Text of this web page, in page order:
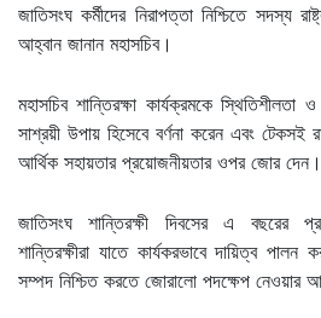
জাতিসংঘ কর্মীদের নিরাপত্তা নিশ্চিতে সদস্য
আহ্বান জানান মহাসচিব।
মহাসচিব শান্তিরক্ষা কার্যক্রমকে স্থিতিশীলতা
সাশ্রয়ী উপায় হিসেবে বর্ণনা করেন এবং টেকসই
আর্থিক সহায়তার প্রয়োজনীয়তার ওপর জোর দেন।
জাতিসংঘ শান্তিরক্ষী দিবসের এ বছরের
শান্তিরক্ষীরা যাতে কার্যকরভাবে দায়িত্ব
সম্পদ নিশ্চিত করতে জোরালো পদক্ষেপ নেওয়ার